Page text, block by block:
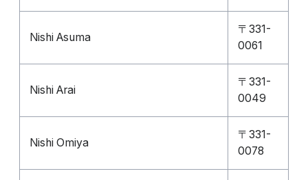
Nishi Asuma
〒331-
0061
Nishi Arai
〒331-
0049
Nishi Omiya
〒331-
0078